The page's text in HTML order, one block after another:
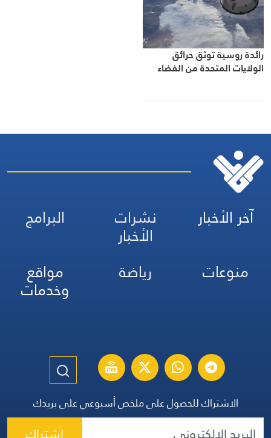
رائدة روسية توثق حرائق
الولايات المتحدة من الفضاء
آخر الأخبار نشرات
الأخبار
البرامج
منوعات
رياضة مواقع
وخدمات
الاشتراك للحصول على ملخص أسبوعي على بريدك